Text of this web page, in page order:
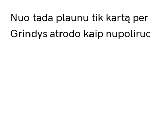
Nuo tada plaunu tik kartą per
Grindys atrodo kaip